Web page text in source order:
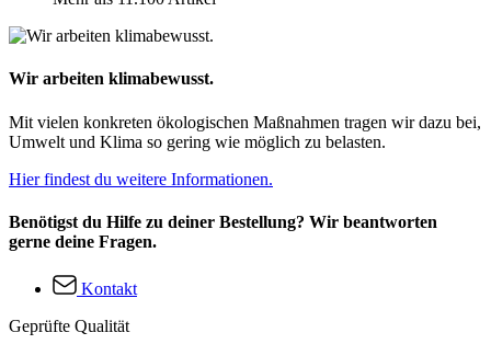
Wir arbeiten klimabewusst.
Mit vielen konkreten ökologischen Maßnahmen tragen wir dazu bei,
Umwelt und Klima so gering wie möglich zu belasten.
Hier findest du weitere Informationen.
Benötigst du Hilfe zu deiner Bestellung? Wir beantworten
gerne deine Fragen.
Kontakt
Geprüfte Qualität